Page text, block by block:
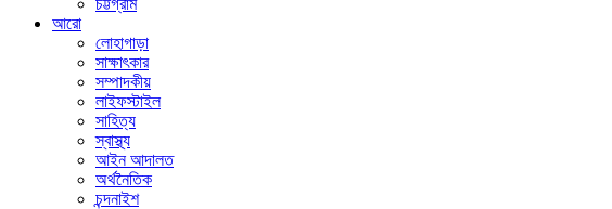
চট্টগ্রাম
আরো
লোহাগাড়া
সাক্ষাৎকার
সম্পাদকীয়
লাইফস্টাইল
সাহিত্য
স্বাস্থ্য
আইন আদালত
অর্থনৈতিক
চন্দনাইশ